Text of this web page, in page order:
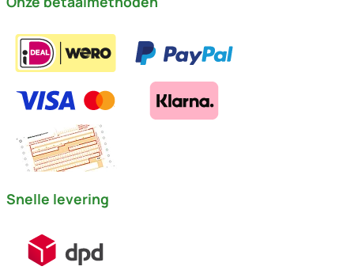
Snelle levering